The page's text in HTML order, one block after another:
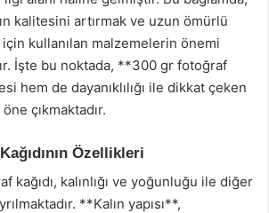
kalitesini artırmak ve uzun ömürlü
için kullanılan malzemelerin önemi
İşte bu noktada, **300 gr fotoğraf
hem de dayanıklılığı ile dikkat çeken
çıkmaktadır.
Özellikleri
kağıdı, kalınlığı ve yoğunluğu ile diğer
**Kalın yapısı**,